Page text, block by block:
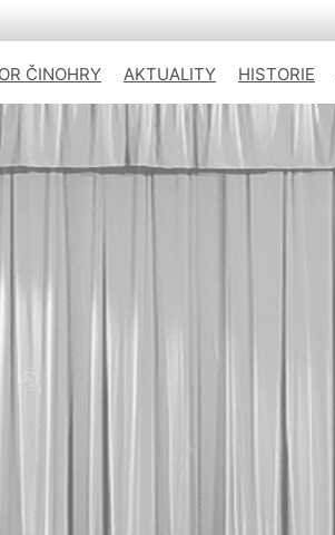
ČINOHRY AKTUALITY HISTORIE